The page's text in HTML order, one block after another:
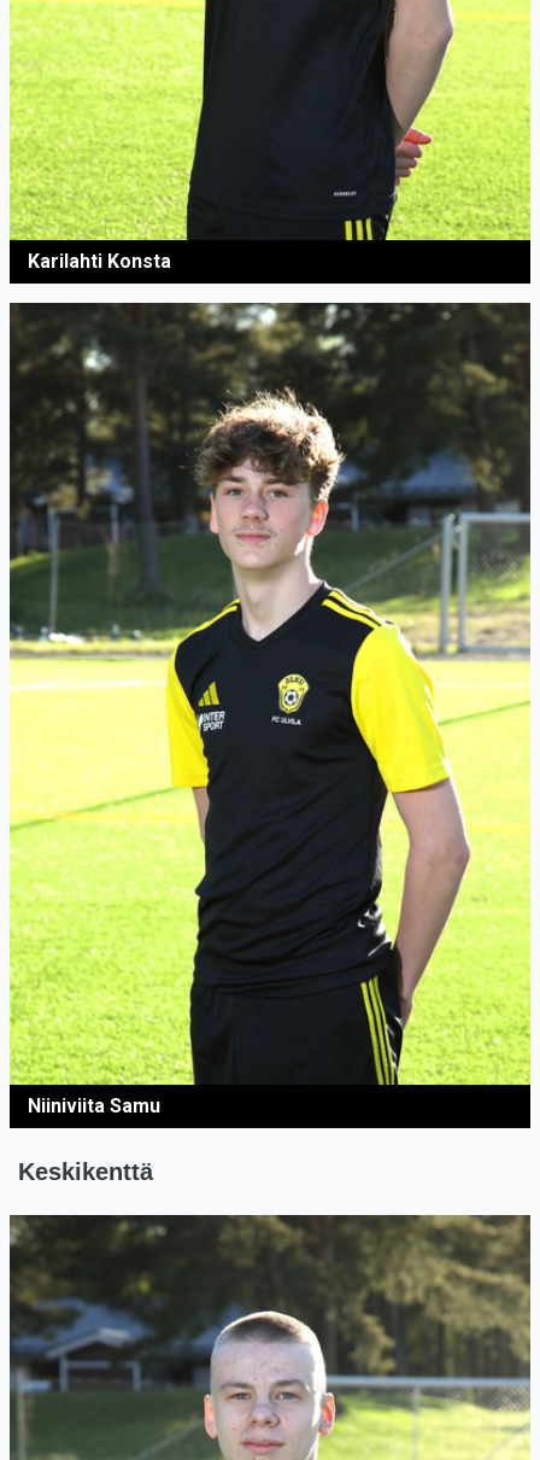
Karilahti Konsta
Niiniviita Samu
Keskikenttä